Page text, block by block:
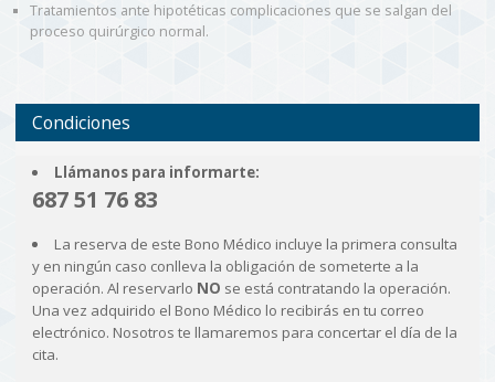
Tratamientos ante hipotéticas complicaciones que se salgan del
proceso quirúrgico normal.
Condiciones
Llámanos para informarte:
687 51 76 83
La reserva de este Bono Médico incluye la primera consulta
y en ningún caso conlleva la obligación de someterte a la
operación. Al reservarlo NO se está contratando la operación.
Una vez adquirido el Bono Médico lo recibirás en tu correo
electrónico. Nosotros te llamaremos para concertar el día de la
cita.